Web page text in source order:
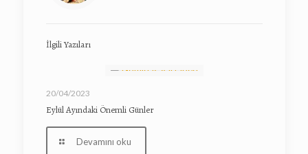
İlgili Yazıları
20/04/2023
Eylül Ayındaki Önemli Günler
Devamını oku